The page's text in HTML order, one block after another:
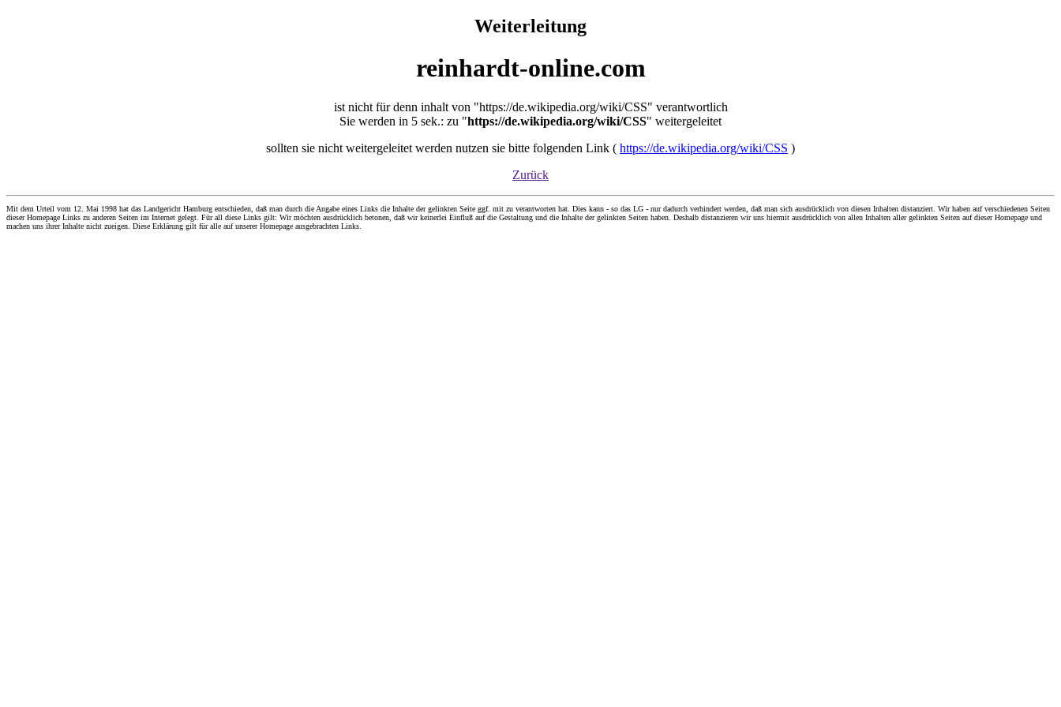
Weiterleitung
reinhardt-online.com
ist nicht für denn inhalt von "https://de.wikipedia.org/wiki/CSS" verantwortlich
Sie werden in 5 sek.: zu "https://de.wikipedia.org/wiki/CSS" weitergeleitet
sollten sie nicht weitergeleitet werden nutzen sie bitte folgenden Link ( https://de.wikipedia.org/wiki/CSS )
Zurück
Mit dem Urteil vom 12. Mai 1998 hat das Landgericht Hamburg entschieden, daß man durch die Angabe eines Links die Inhalte der gelinkten Seite ggf. mit zu verantworten hat. Dies kann - so das LG - nur dadurch verhindert werden, daß man sich ausdrücklich von diesen Inhalten distanziert. Wir haben auf verschiedenen Seiten
dieser Homepage Links zu anderen Seiten im Internet gelegt. Für all diese Links gilt: Wir möchten ausdrücklich betonen, daß wir keinerlei Einfluß auf die Gestaltung und die Inhalte der gelinkten Seiten haben. Deshalb distanzieren wir uns hiermit ausdrücklich von allen Inhalten aller gelinkten Seiten auf dieser Homepage und
machen uns ihrer Inhalte nicht zueigen. Diese Erklärung gilt für alle auf unserer Homepage ausgebrachten Links.